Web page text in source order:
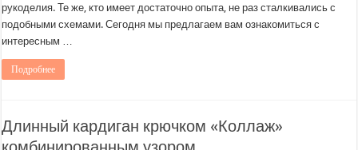
рукоделия. Те же, кто имеет достаточно опыта, не раз сталкивались с
подобными схемами. Сегодня мы предлагаем вам ознакомиться с
интересным …
Подробнее
Длинный кардиган крючком «Коллаж»